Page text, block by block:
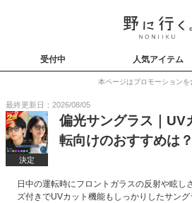
受付中 人気アイテム
本ページはプロモーションを
最終更新日：2026/08/05
決定
偏光サングラス｜UV
転向けのおすすめは？
日中の運転時にフロントガラスの反射や眩し
ズ付きでUVカット機能もしっかりしたサン